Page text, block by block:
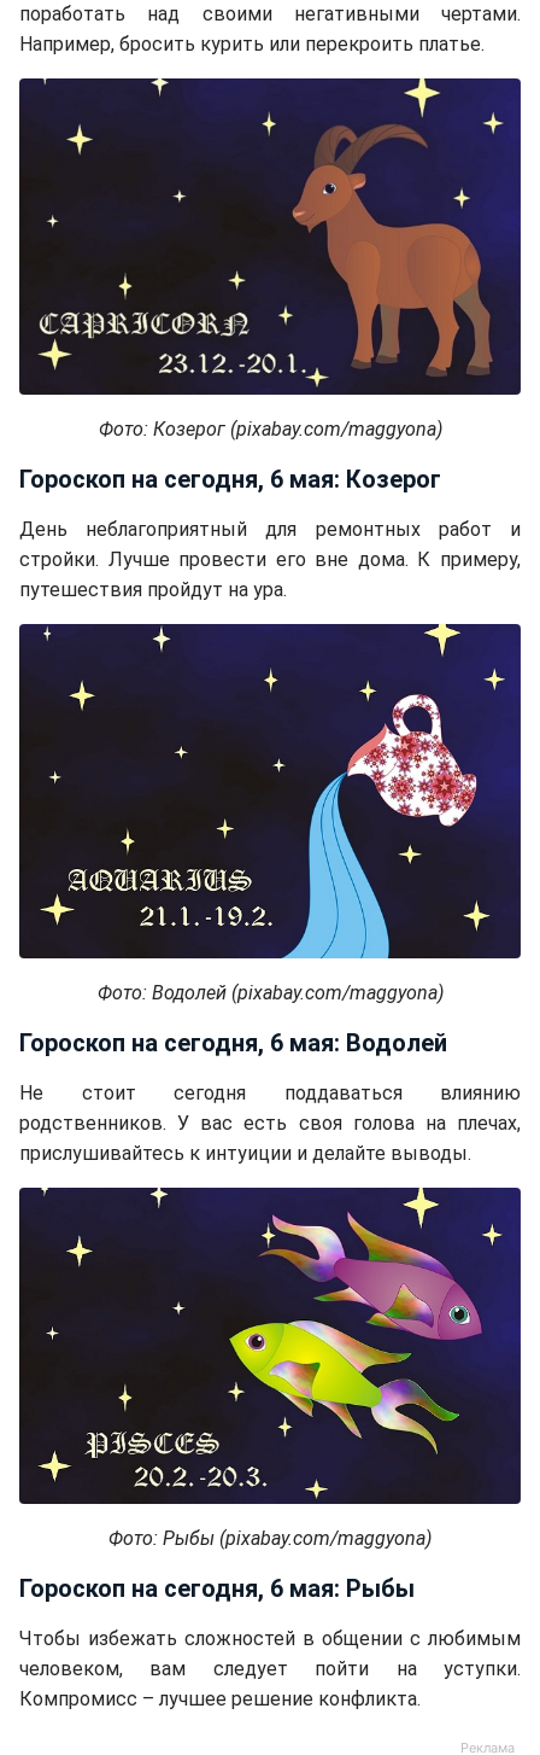
поработать над своими негативными чертами.
Например, бросить курить или перекроить платье.
Фото: Козерог (pixabay.com/maggyona)
Гороскоп на сегодня, 6 мая: Козерог
День неблагоприятный для ремонтных работ и
стройки. Лучше провести его вне дома. К примеру,
путешествия пройдут на ура.
Фото: Водолей (pixabay.com/maggyona)
Гороскоп на сегодня, 6 мая: Водолей
Не стоит сегодня поддаваться влиянию
родственников. У вас есть своя голова на плечах,
прислушивайтесь к интуиции и делайте выводы.
Фото: Рыбы (pixabay.com/maggyona)
Гороскоп на сегодня, 6 мая: Рыбы
Чтобы избежать сложностей в общении с любимым
человеком, вам следует пойти на уступки.
Компромисс – лучшее решение конфликта.